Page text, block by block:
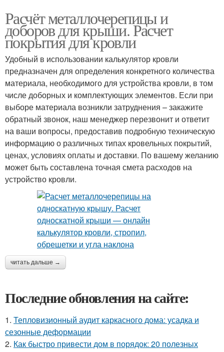
Расчёт металлочерепицы и
доборов для крыши. Расчет
покрытия для кровли
Удобный в использовании калькулятор кровли
предназначен для определения конкретного количества
материала, необходимого для устройства кровли, в том
числе доборных и комплектующих элементов. Если при
выборе материала возникли затруднения – закажите
обратный звонок, наш менеджер перезвонит и ответит
на ваши вопросы, предоставив подробную техническую
информацию о различных типах кровельных покрытий,
ценах, условиях оплаты и доставки. По вашему желанию
может быть составлена точная смета расходов на
устройство кровли.
читать дальше →
Последние обновления на сайте:
1. Тепловизионный аудит каркасного дома: усадка и
сезонные деформации
2. Как быстро привести дом в порядок: 20 полезных